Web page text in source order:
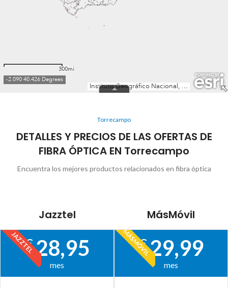
Torrecampo
DETALLES Y PRECIOS DE LAS OFERTAS DE
FIBRA ÓPTICA EN Torrecampo
Encuentra los mejores productos relacionados en fibra óptica
Jazztel
JAZZTEL
€28,95
mes
MásMóvil
MÁSMÓVIL
€29,99
mes